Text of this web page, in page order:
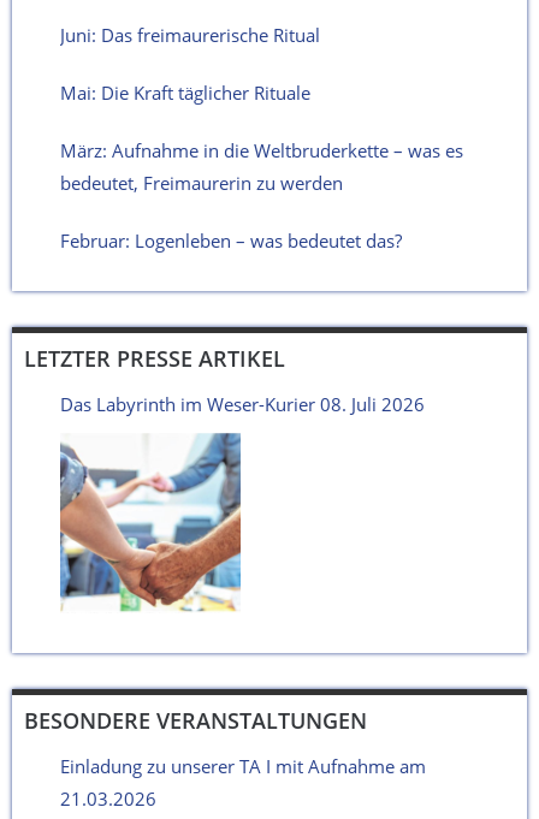
Juni: Das freimaurerische Ritual
Mai: Die Kraft täglicher Rituale
März: Aufnahme in die Weltbruderkette – was es
bedeutet, Freimaurerin zu werden
Februar: Logenleben – was bedeutet das?
LETZTER PRESSE ARTIKEL
Das Labyrinth im Weser-Kurier 08. Juli 2026
BESONDERE VERANSTALTUNGEN
Einladung zu unserer TA I mit Aufnahme am
21.03.2026